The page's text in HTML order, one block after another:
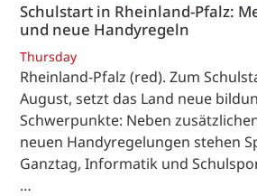
Schulstart in Rheinland-Pfalz:
und neue Handyregeln
Thursday
Rheinland-Pfalz (red). Zum
August, setzt das Land neue
Schwerpunkte: Neben
neuen Handyregelungen stehen
Ganztag, Informatik und
…